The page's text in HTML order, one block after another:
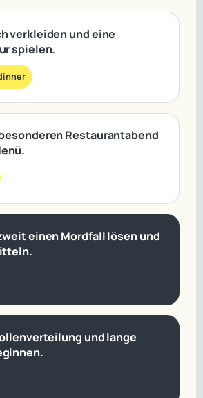
verkleiden und eine
spielen.
Restaurantabend
einen Mordfall lösen und
und lange